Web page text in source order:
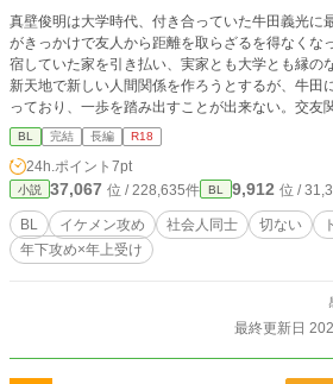
真壁俊明は大学時代、付き合っていた牛田義光に
がきっかけで友人から距離を取らざるを得なくな
宿していた家を引き払い、実家とも大学とも縁のない
新天地で新しい人間関係を作ろうとするが、牛田
っており、一歩を踏み出すことが出来ない。交友
なかった。 そんな中、大学時代からファンだった
だけは、真壁の心を支えてくれた。 それから四年後、真壁は初めて参戦したス
パイラルのライブで、取引先の製薬会社の担当で
それがきっかけで二人はプライベートでも交友を
に宮下に惹かれていくのだが……。 ◆2021/10/17 完結しました。お読みいた
だき、ありがとうございました。 ※エブリスタさんで投稿している話と同一の
ものです。 ※R18描写の該当ページには◎が付い
BL 完結 長編 R18
24h.ポイント 7pt
小説 37,067 位 / 228,635件 BL 9,912 位 /
BL イケメン攻め 社会人同士 切ない
年下攻め×年上受け
最終更新日